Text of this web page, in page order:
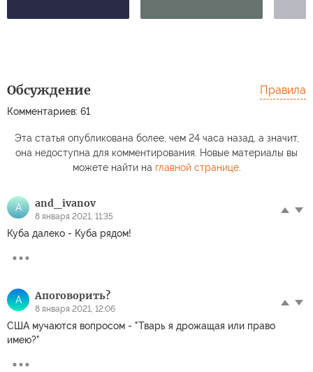
Обсуждение
Комментариев: 61
Правила
Эта статья опубликована более, чем 24 часа назад, а значит,
она недоступна для комментирования. Новые материалы вы
можете найти на главной странице.
A and_ivanov
8 января 2021, 11:35
Куба далеко - Куба рядом!
А Апоговорить?
8 января 2021, 12:06
США мучаются вопросом - "Тварь я дрожащая или право
имею?"